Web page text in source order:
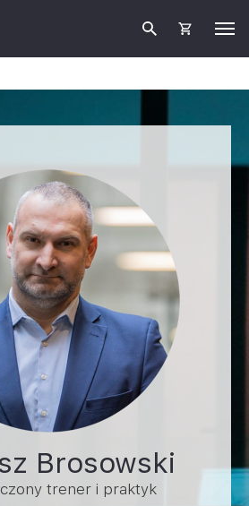
Brosowski
trener i praktyk